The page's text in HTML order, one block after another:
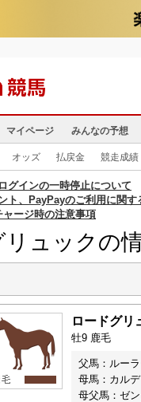
マイページ みんなの予想
オッズ 払戻金 競走成績
グインの一時停止について
ト、PayPayのご利用に関す
ャージ時の注意事項
リュックの
ロードグリ
牡9 鹿毛
父馬：ルー
母馬：カル
母父馬：ゼ